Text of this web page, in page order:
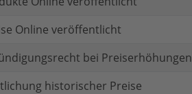
Online veröffentlicht
bei Preiserhöhungen
historischer Preise